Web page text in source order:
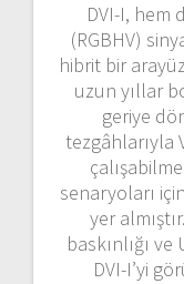
DVI-I, hem
(RGBHV)
hibrit bir
uzun yıllar
geriye
tezgâhlarıyla
senaryoları
yer
baskınlığı
DVI-I’yi